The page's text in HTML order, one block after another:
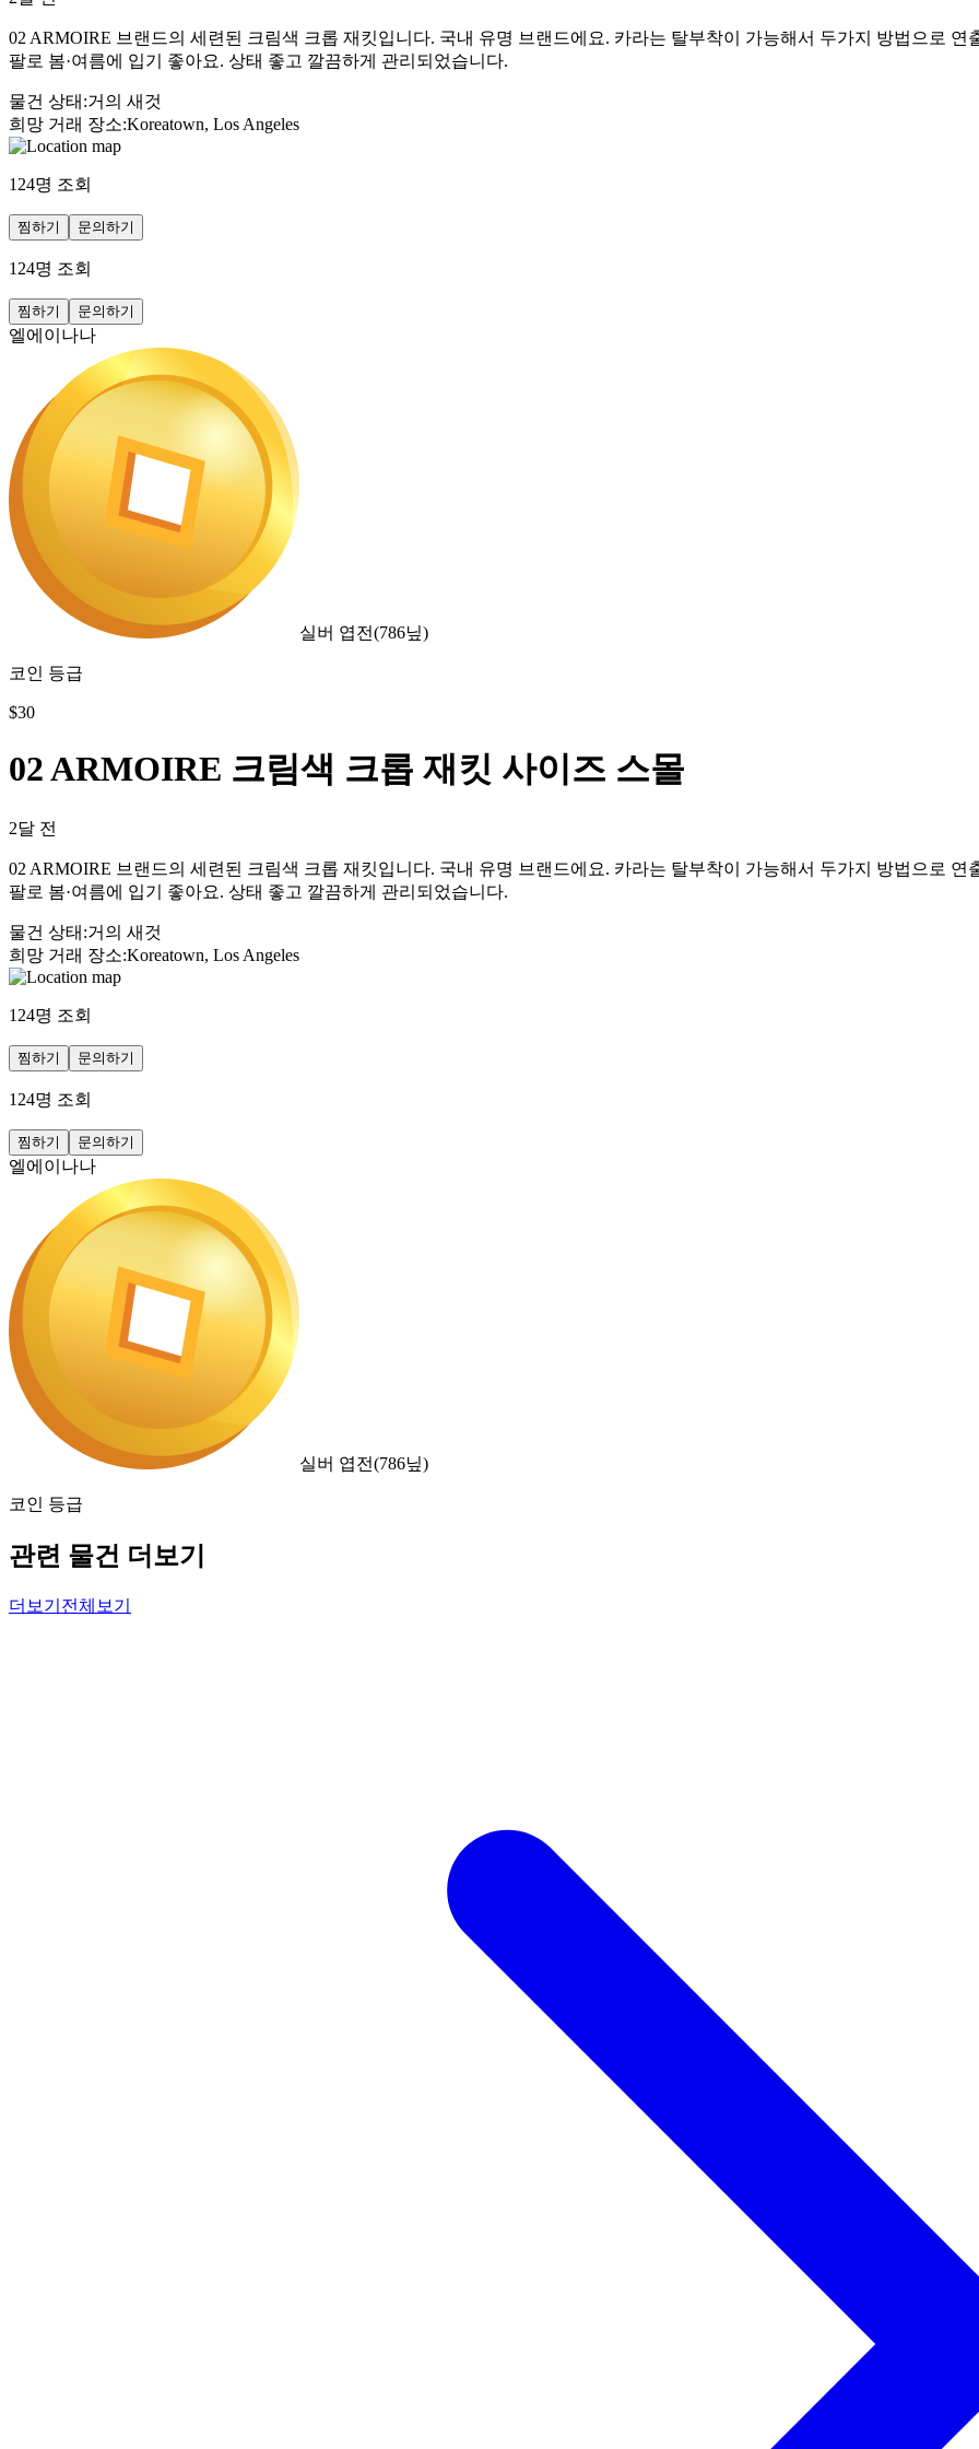
02 ARMOIRE 브랜드의 세련된 크림색 크롭 재킷입니다. 국내 유명 브랜드에요. 카라는 탈부착이 가능해서 두가지 방법으로
팔로 봄·여름에 입기 좋아요. 상태 좋고 깔끔하게 관리되었습니다.
물건 상태 :거의 새것
희망 거래 장소:Koreatown, Los Angeles
124명 조회
찜하기 문의하기
124명 조회
찜하기 문의하기
엘에이나나
실버 엽전(786닢)
코인 등급
$30
02 ARMOIRE 크림색 크롭 재킷 사이즈 스몰
2달 전
02 ARMOIRE 브랜드의 세련된 크림색 크롭 재킷입니다. 국내 유명 브랜드에요. 카라는 탈부착이 가능해서 두가지 방법으로
팔로 봄·여름에 입기 좋아요. 상태 좋고 깔끔하게 관리되었습니다.
물건 상태 :거의 새것
희망 거래 장소:Koreatown, Los Angeles
124명 조회
찜하기 문의하기
124명 조회
찜하기 문의하기
엘에이나나
실버 엽전(786닢)
코인 등급
관련 물건 더보기
더보기 전체보기